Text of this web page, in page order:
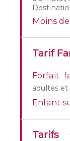
Moins
Tarif
Forfait
adultes et
Enfant
Tarifs